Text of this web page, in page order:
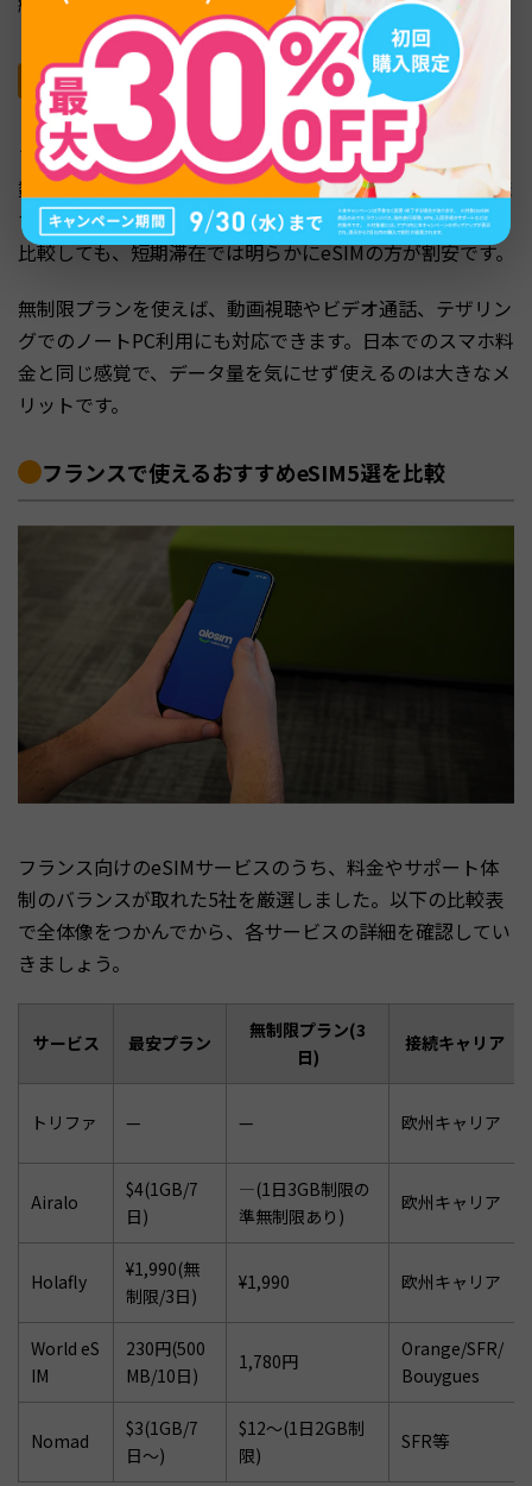
料金が比較的安く、データ無制限プランも選びや
すい
フランス向けのeSIMは、データ容量プランで1GBあたり
数百円から、無制限プランも3日間2,000円前後から選べま
す。レンタルWiFiの無制限プランが1日1,000円台のものと
比較しても、短期滞在では明らかにeSIMの方が割安です。
無制限プランを使えば、動画視聴やビデオ通話、テザリン
グでのノートPC利用にも対応できます。日本でのスマホ料
金と同じ感覚で、データ量を気にせず使えるのは大きなメ
リットです。
フランスで使えるおすすめeSIM5選を比較
フランス向けのeSIMサービスのうち、料金やサポート体
制のバランスが取れた5社を厳選しました。以下の比較表
で全体像をつかんでから、各サービスの詳細を確認してい
きましょう。
サービス 最安プラン
無制限プラン(3
日)
接続キャリア
トリファ — — 欧州キャリア
Airalo
$4(1GB/7
日)
—(1日3GB制限の
準無制限あり)
欧州キャリア
Holafly
¥1,990(無
制限/3日)
¥1,990 欧州キャリア
World eS
IM
230円(500
MB/10日)
1,780円
Orange/SFR/
Bouygues
Nomad
$3(1GB/7
日〜)
$12〜(1日2GB制
限)
SFR等